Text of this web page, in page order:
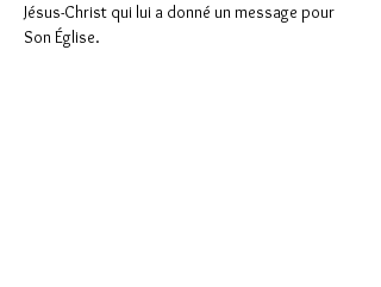
Jésus-Christ qui lui a donné un message pour
Son Église.